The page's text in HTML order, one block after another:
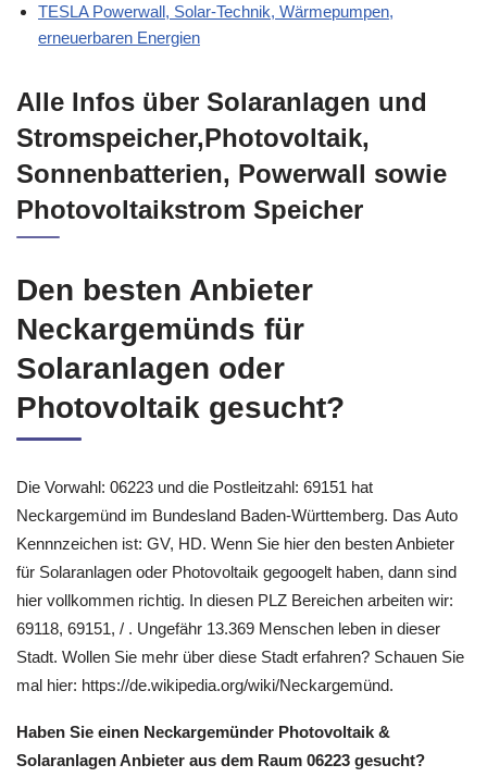
TESLA Powerwall, Solar-Technik, Wärmepumpen,
erneuerbaren Energien
Alle Infos über Solaranlagen und
Stromspeicher,Photovoltaik,
Sonnenbatterien, Powerwall sowie
Photovoltaikstrom Speicher
Den besten Anbieter
Neckargemünds für
Solaranlagen oder
Photovoltaik gesucht?
Die Vorwahl: 06223 und die Postleitzahl: 69151 hat
Neckargemünd im Bundesland Baden-Württemberg. Das Auto
Kennnzeichen ist: GV, HD. Wenn Sie hier den besten Anbieter
für Solaranlagen oder Photovoltaik gegoogelt haben, dann sind
hier vollkommen richtig. In diesen PLZ Bereichen arbeiten wir:
69118, 69151, / . Ungefähr 13.369 Menschen leben in dieser
Stadt. Wollen Sie mehr über diese Stadt erfahren? Schauen Sie
mal hier: https://de.wikipedia.org/wiki/Neckargemünd.
Haben Sie einen Neckargemünder Photovoltaik &
Solaranlagen Anbieter aus dem Raum 06223 gesucht?